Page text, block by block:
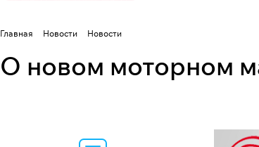
Главная Новости Новости
О новом моторном